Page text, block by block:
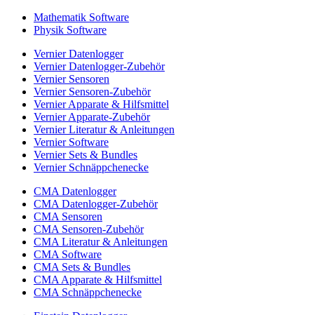
Mathematik Software
Physik Software
Vernier Datenlogger
Vernier Datenlogger-Zubehör
Vernier Sensoren
Vernier Sensoren-Zubehör
Vernier Apparate & Hilfsmittel
Vernier Apparate-Zubehör
Vernier Literatur & Anleitungen
Vernier Software
Vernier Sets & Bundles
Vernier Schnäppchenecke
CMA Datenlogger
CMA Datenlogger-Zubehör
CMA Sensoren
CMA Sensoren-Zubehör
CMA Literatur & Anleitungen
CMA Software
CMA Sets & Bundles
CMA Apparate & Hilfsmittel
CMA Schnäppchenecke